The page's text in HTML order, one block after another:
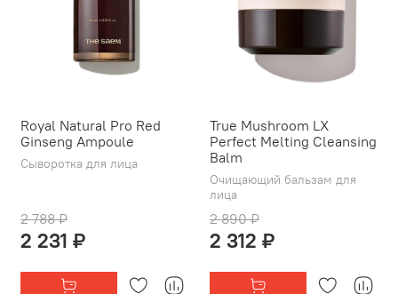
Royal Natural Pro Red
Ginseng Ampoule
Сыворотка для лица
2 788 ₽
2 231 ₽
True Mushroom LX
Perfect Melting Cleansing
Balm
Очищающий бальзам для
лица
2 890 ₽
2 312 ₽